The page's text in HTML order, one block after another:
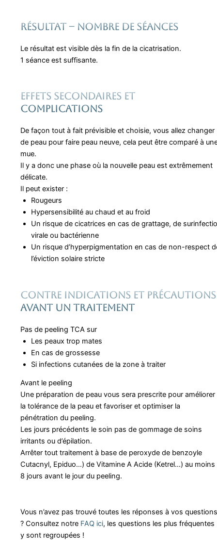
Résultat – nombre de séances
Le résultat est visible dès la fin de la cicatrisation.
1 séance est suffisante.
Effets secondaires ET
COMPLICATIONS
De façon tout à fait prévisible et choisie, vous allez changer
de peau pour faire peau neuve, cela peut être comparé à
mue.
Il y a donc une phase où la nouvelle peau est extrêmement
délicate.
Il peut exister :
Rougeurs
Hypersensibilité au chaud et au froid
Un risque de cicatrices en cas de grattage, de
virale ou bactérienne
Un risque d’hyperpigmentation en cas de non-respect
l’éviction solaire stricte
Contre indications et précautions
avant un traitement
Pas de peeling TCA sur
Les peaux trop mates
En cas de grossesse
Si infections cutanées de la zone à traiter
Avant le peeling
Une préparation de peau vous sera prescrite pour améliorer
la tolérance de la peau et favoriser et optimiser la
pénétration du peeling.
Les jours précédents le soin pas de gommage de soins
irritants ou d’épilation.
Arrêter tout traitement à base de peroxyde de benzoyle
Cutacnyl, Epiduo…) de Vitamine A Acide (Ketrel…) au moins
8 jours avant le jour du peeling.
Vous n’avez pas trouvé toutes les réponses à vos questions
? Consultez notre FAQ ici, les questions les plus fréquentes
y sont regroupées !